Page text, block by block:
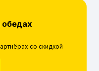
обедах
со скидкой